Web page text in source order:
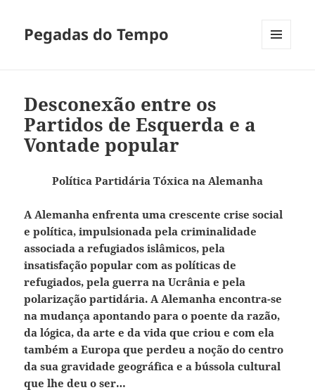
Pegadas do Tempo
Desconexão entre os
Partidos de Esquerda e a
Vontade popular
Política Partidária Tóxica na Alemanha
A Alemanha enfrenta uma crescente crise social
e política, impulsionada pela criminalidade
associada a refugiados islâmicos, pela
insatisfação popular com as políticas de
refugiados, pela guerra na Ucrânia e pela
polarização partidária. A Alemanha encontra-se
na mudança apontando para o poente da razão,
da lógica, da arte e da vida que criou e com ela
também a Europa que perdeu a noção do centro
da sua gravidade geográfica e a bússola cultural
que lhe deu o ser…